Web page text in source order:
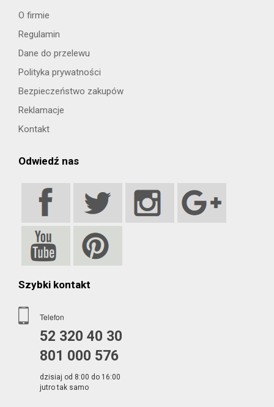
O firmie
Regulamin
Dane do przelewu
Polityka prywatności
Bezpieczeństwo zakupów
Reklamacje
Kontakt
Odwiedź nas
Szybki kontakt
Telefon
52 320 40 30
801 000 576
dzisiaj od 8:00 do 16:00
jutro tak samo